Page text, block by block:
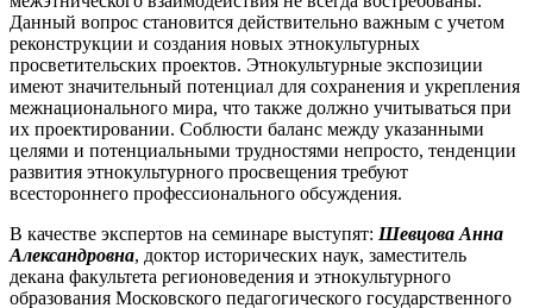
Данный вопрос становится действительно важным с учетом
реконструкции и создания новых этнокультурных
просветительских проектов. Этнокультурные экспозиции
имеют значительный потенциал для сохранения и укрепления
межнационального мира, что также должно учитываться при
их проектировании. Соблюсти баланс между указанными
целями и потенциальными трудностями непросто, тенденции
развития этнокультурного просвещения требуют
всестороннего профессионального обсуждения.
В качестве экспертов на семинаре выступят: Шевцова Анна
Александровна, доктор исторических наук, заместитель
декана факультета регионоведения и этнокультурного
образования Московского педагогического государственного